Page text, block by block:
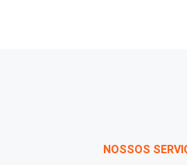
NOSSOS